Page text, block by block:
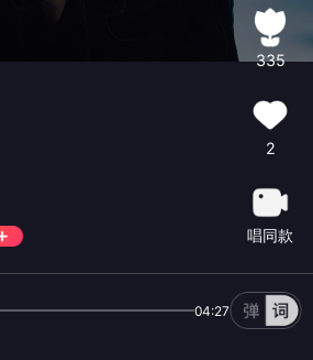
335
2
唱同款
04:27